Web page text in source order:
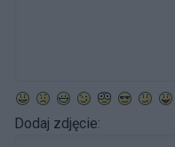
Dodaj zdjęcie: